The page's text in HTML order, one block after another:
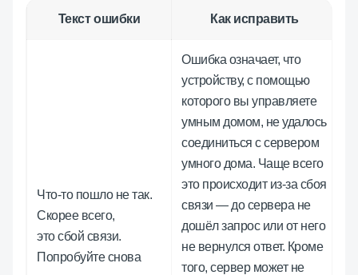
Текст ошибки Как исправить
Что-то пошло не так.
Скорее всего,
это сбой связи.
Попробуйте снова
Ошибка означает, что
устройству, с помощью
которого вы управляете
умным домом, не удалось
соединиться с сервером
умного дома. Чаще всего
это происходит из-за сбоя
связи — до сервера не
дошёл запрос или от него
не вернулся ответ. Кроме
того, сервер может не